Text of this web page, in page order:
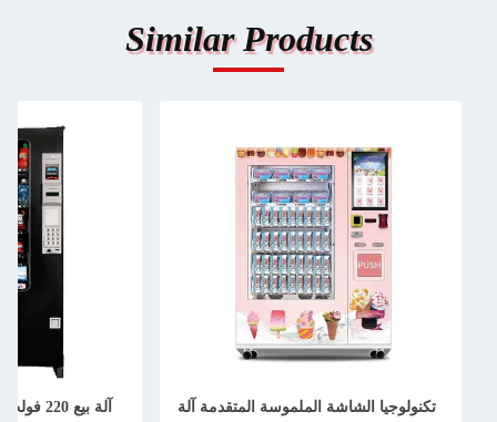
Similar Products
تكنولوجيا الشاشة الملموسة المتقدمة آلة